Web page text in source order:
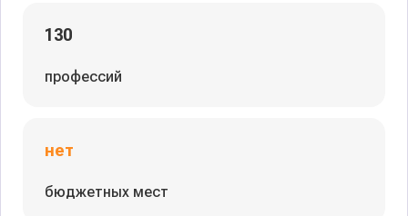
130
профессий
нет
бюджетных мест